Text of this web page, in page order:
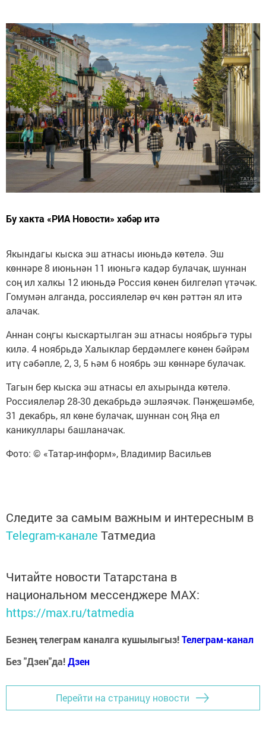
Бу хакта «РИА Новости» хәбәр итә
Якындагы кыска эш атнасы июньдә көтелә. Эш
көннәре 8 июньнән 11 июньгә кадәр булачак, шуннан
соң ил халкы 12 июньдә Россия көнен билгеләп үтәчәк.
Гомумән алганда, россиялеләр өч көн рәттән ял итә
алачак.
Аннан соңгы кыскартылган эш атнасы ноябрьгә туры
килә. 4 ноябрьдә Халыклар бердәмлеге көнен бәйрәм
итү сәбәпле, 2, 3, 5 һәм 6 ноябрь эш көннәре булачак.
Тагын бер кыска эш атнасы ел ахырында көтелә.
Россиялеләр 28-30 декабрьдә эшләячәк. Пәнҗешәмбе,
31 декабрь, ял көне булачак, шуннан соң Яңа ел
каникуллары башланачак.
Фото: © «Татар-информ», Владимир Васильев
Следите за самым важным и интересным в
Telegram-канале Татмедиа
Читайте новости Татарстана в
национальном мессенджере MАХ:
https://max.ru/tatmedia
Безнең телеграм каналга кушылыгыз!Телеграм-канал
Без "Дзен"да!Дзен
Перейти на страницу новости